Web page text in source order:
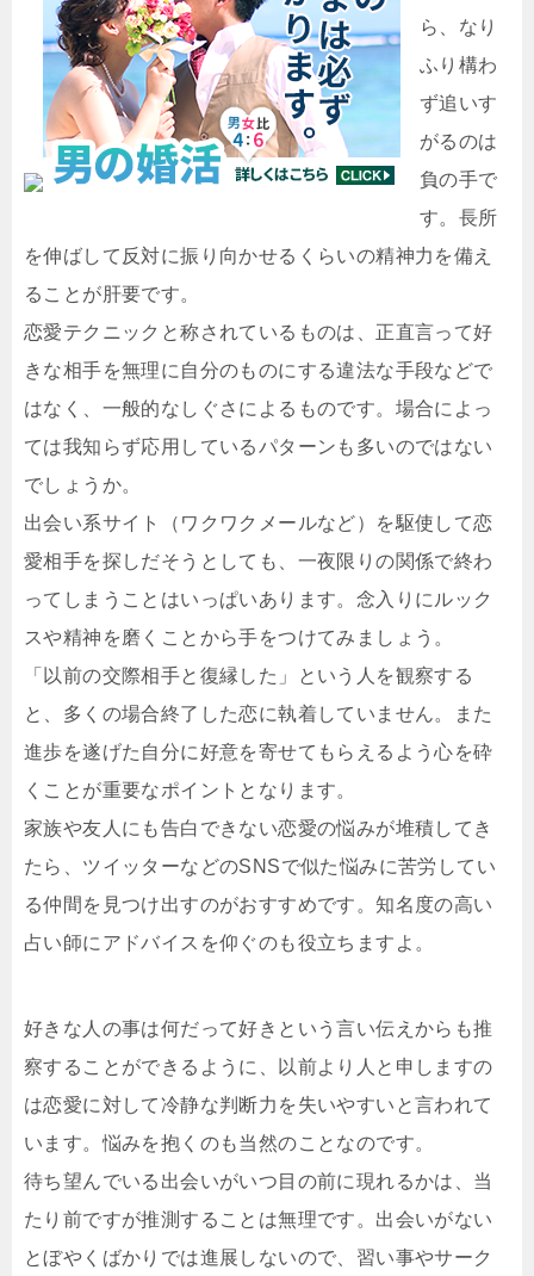
ら、なり
ふり構わ
ず追いす
がるのは
負の手で
す。長所
を伸ばして反対に振り向かせるくらいの精神力を備え
ることが肝要です。
恋愛テクニックと称されているものは、正直言って好
きな相手を無理に自分のものにする違法な手段などで
はなく、一般的なしぐさによるものです。場合によっ
ては我知らず応用しているパターンも多いのではない
でしょうか。
出会い系サイト（ワクワクメールなど）を駆使して恋
愛相手を探しだそうとしても、一夜限りの関係で終わ
ってしまうことはいっぱいあります。念入りにルック
スや精神を磨くことから手をつけてみましょう。
「以前の交際相手と復縁した」という人を観察する
と、多くの場合終了した恋に執着していません。また
進歩を遂げた自分に好意を寄せてもらえるよう心を砕
くことが重要なポイントとなります。
家族や友人にも告白できない恋愛の悩みが堆積してき
たら、ツイッターなどのSNSで似た悩みに苦労してい
る仲間を見つけ出すのがおすすめです。知名度の高い
占い師にアドバイスを仰ぐのも役立ちますよ。
好きな人の事は何だって好きという言い伝えからも推
察することができるように、以前より人と申しますの
は恋愛に対して冷静な判断力を失いやすいと言われて
います。悩みを抱くのも当然のことなのです。
待ち望んでいる出会いがいつ目の前に現れるかは、当
たり前ですが推測することは無理です。出会いがない
とぼやくばかりでは進展しないので、習い事やサーク